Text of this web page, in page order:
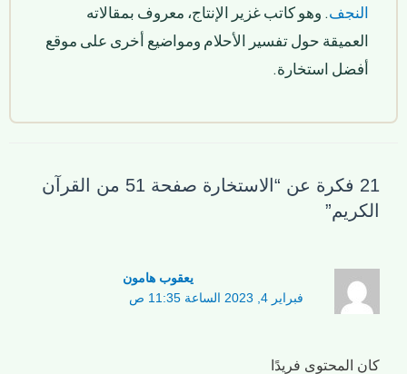
النجف. وهو كاتب غزير الإنتاج، معروف بمقالاته
العميقة حول تفسير الأحلام ومواضيع أخرى على موقع
أفضل استخارة.
21 فكرة عن “الاستخارة صفحة 51 من القرآن
الكريم”
یعقوب هامون
فبراير 4, 2023 الساعة 11:35 ص
كان المحتوى فريدًا